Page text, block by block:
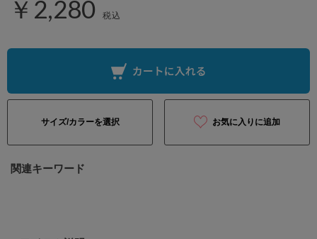
￥2,280 税込
サイズ/カラーを選択 お気に入りに追加
関連キーワード